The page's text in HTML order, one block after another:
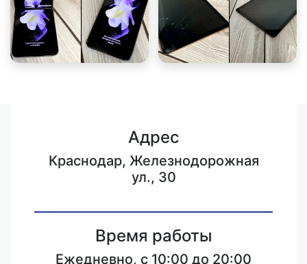
Адрес
Краснодар, Железнодорожная
ул., 30
Время работы
Ежедневно, с 10:00 до 20:00